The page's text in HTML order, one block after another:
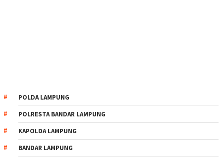
POLDA LAMPUNG
POLRESTA BANDAR LAMPUNG
KAPOLDA LAMPUNG
BANDAR LAMPUNG